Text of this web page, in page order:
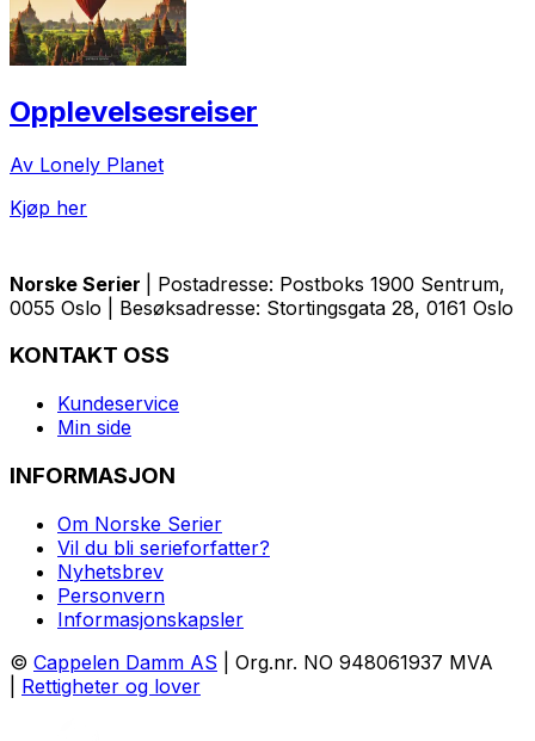
Opplevelsesreiser
Av Lonely Planet
Kjøp her
Norske Serier
| Postadresse: Postboks 1900 Sentrum,
0055 Oslo | Besøksadresse: Stortingsgata 28, 0161 Oslo
KONTAKT OSS
Kundeservice
Min side
INFORMASJON
Om Norske Serier
Vil du bli serieforfatter?
Nyhetsbrev
Personvern
Informasjonskapsler
© Cappelen Damm AS | Org.nr. NO 948061937 MVA
Rettigheter og lover